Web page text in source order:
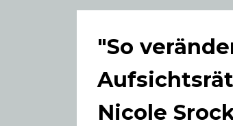
"So
Nicole